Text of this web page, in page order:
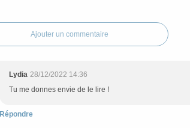
Ajouter un commentaire
Lydia 28/12/2022 14:36
Tu me donnes envie de le lire !
Répondre